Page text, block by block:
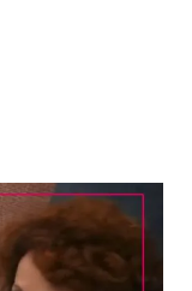
e Ricette